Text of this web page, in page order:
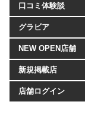
口コミ体験談
グラビア
NEW OPEN店舗
新規掲載店
店舗ログイン